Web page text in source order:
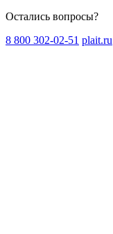
Остались вопросы?
8 800 302-02-51 plait.ru